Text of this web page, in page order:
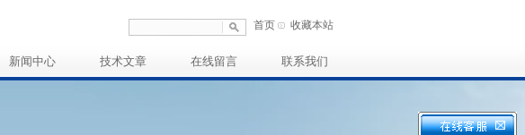
首页 收藏本站
新闻中心 技术文章 在线留言 联系我们